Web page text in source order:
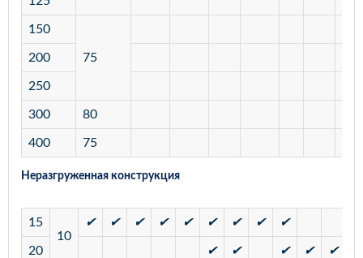
150
75
200
250
300 80
400 75
Неразгруженная конструкция
15
10
✔ ✔ ✔ ✔ ✔ ✔ ✔ ✔ ✔
20 ✔ ✔ ✔ ✔ ✔